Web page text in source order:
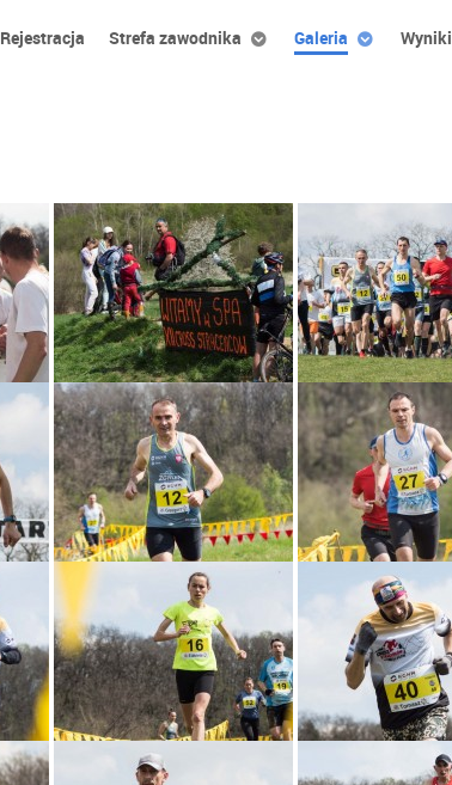
Rejestracja Strefa zawodnika Galeria Wyniki